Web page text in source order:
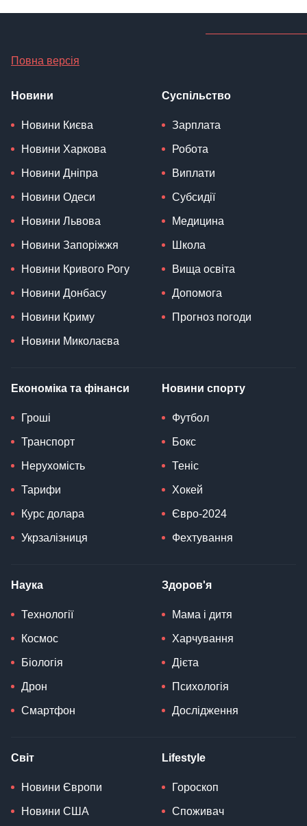
Повна версія
Новини
Новини Києва
Новини Харкова
Новини Дніпра
Новини Одеси
Новини Львова
Новини Запоріжжя
Новини Кривого Рогу
Новини Донбасу
Новини Криму
Новини Миколаєва
Суспільство
Зарплата
Робота
Виплати
Субсидії
Медицина
Школа
Вища освіта
Допомога
Прогноз погоди
Економіка та фінанси
Гроші
Транспорт
Нерухомість
Тарифи
Курс долара
Укрзалізниця
Новини спорту
Футбол
Бокс
Теніс
Хокей
Євро-2024
Фехтування
Наука
Технології
Космос
Біологія
Дрон
Смартфон
Здоров'я
Мама і дитя
Харчування
Дієта
Психологія
Дослідження
Світ
Новини Європи
Новини США
Lifestyle
Гороскоп
Споживач